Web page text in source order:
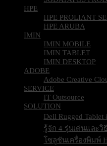
HPE
HPE PROLIANT
HPE ARUBA
IMIN
IMIN MOBILE
IMIN TABLET
IMIN DESKTOP
ADOBE
Adobe Creative
SERVICE
IT Outsource
SOLUTION
Dell Rugged
รู้จัก 4 รุ่นเด่นและวิ
โซลูชันเครื่องพิมพ์